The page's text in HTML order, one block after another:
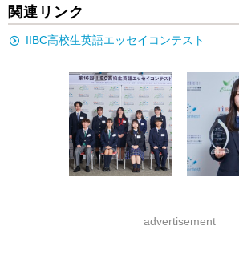
関連リンク
IIBC高校生英語エッセイコンテスト
advertisement